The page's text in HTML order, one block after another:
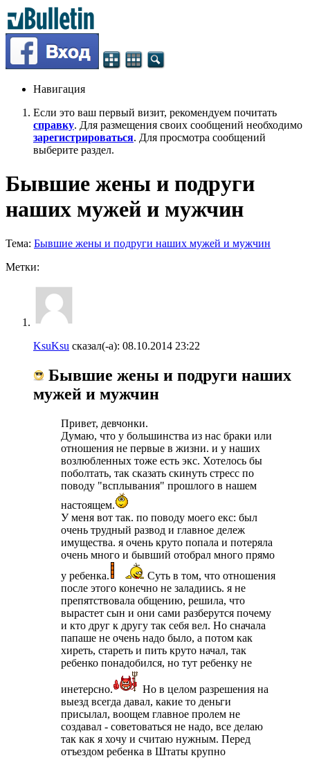
Навигация
Если это ваш первый визит, рекомендуем почитать
справку. Для размещения своих сообщений необходимо
зарегистрироваться. Для просмотра сообщений
выберите раздел.
Бывшие жены и подруги
наших мужей и мужчин
Тема: Бывшие жены и подруги наших мужей и мужчин
Метки:
KsuKsu сказал(-а): 08.10.2014 23:22
Бывшие жены и подруги наших
мужей и мужчин
Привет, девчонки.
Думаю, что у большинства из нас браки или
отношения не первые в жизни. и у наших
возлюбленных тоже есть экс. Хотелось бы
поболтать, так сказать скинуть стресс по
поводу "всплывания" прошлого в нашем
настоящем.
У меня вот так. по поводу моего екс: был
очень трудный развод и главное дележ
имущества. я очень круто попала и потеряла
очень много и бывший отобрал много прямо
у ребенка.
Суть в том, что отношения
после этого конечно не заладиись. я не
препятствовала общению, решила, что
вырастет сын и они сами разберутся почему
и кто друг к другу так себя вел. Но сначала
папаше не очень надо было, а потом как
хиреть, стареть и пить круто начал, так
ребенко понадобился, но тут ребенку не
инетерсно.
Но в целом разрешения на
выезд всегда давал, какие то деньги
присылал, воощем главное пролем не
создавал - советоваться не надо, все делаю
так как я хочу и считаю нужным. Перед
отъездом ребенка в Штаты крупно